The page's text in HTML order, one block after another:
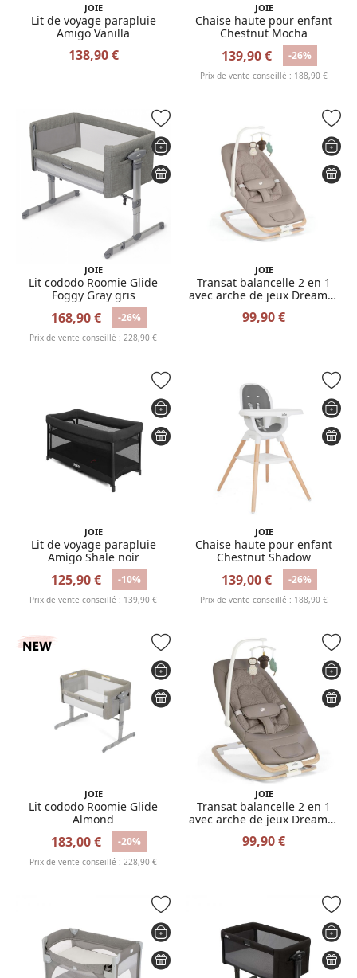
JOIE
Lit de voyage parapluie
Amigo Vanilla
138,90 €
JOIE
Chaise haute pour enfant
Chestnut Mocha
139,90 € -26%
Prix de vente conseillé : 188,90 €
JOIE
Lit cododo Roomie Glide
Foggy Gray gris
168,90 € -26%
Prix de vente conseillé : 228,90 €
JOIE
Transat balancelle 2 en 1
avec arche de jeux Dreamer
99,90 €
JOIE
Lit de voyage parapluie
Amigo Shale noir
125,90 € -10%
Prix de vente conseillé : 139,90 €
JOIE
Chaise haute pour enfant
Chestnut Shadow
139,00 € -26%
Prix de vente conseillé : 188,90 €
JOIE
Lit cododo Roomie Glide
Almond
183,00 € -20%
Prix de vente conseillé : 228,90 €
JOIE
Transat balancelle 2 en 1
avec arche de jeux Dreamer
99,90 €